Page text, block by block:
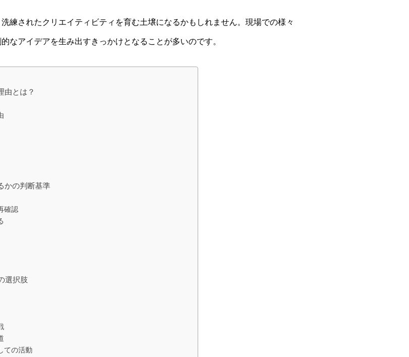
練されたクリエイティビティを育む土壌になるかもしれません。現場での様々
なアイデアを生み出すきっかけとなることが多いのです。
由とは？
かの判断基準
確認
選択肢
ての活動